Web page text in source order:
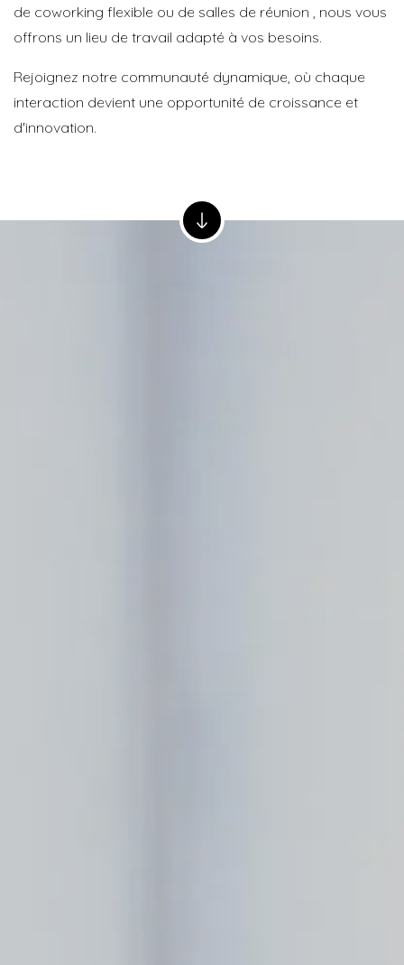
de coworking flexible ou de salles de réunion , nous vous
offrons un lieu de travail adapté à vos besoins.
Rejoignez notre communauté dynamique, où chaque
interaction devient une opportunité de croissance et
d'innovation.